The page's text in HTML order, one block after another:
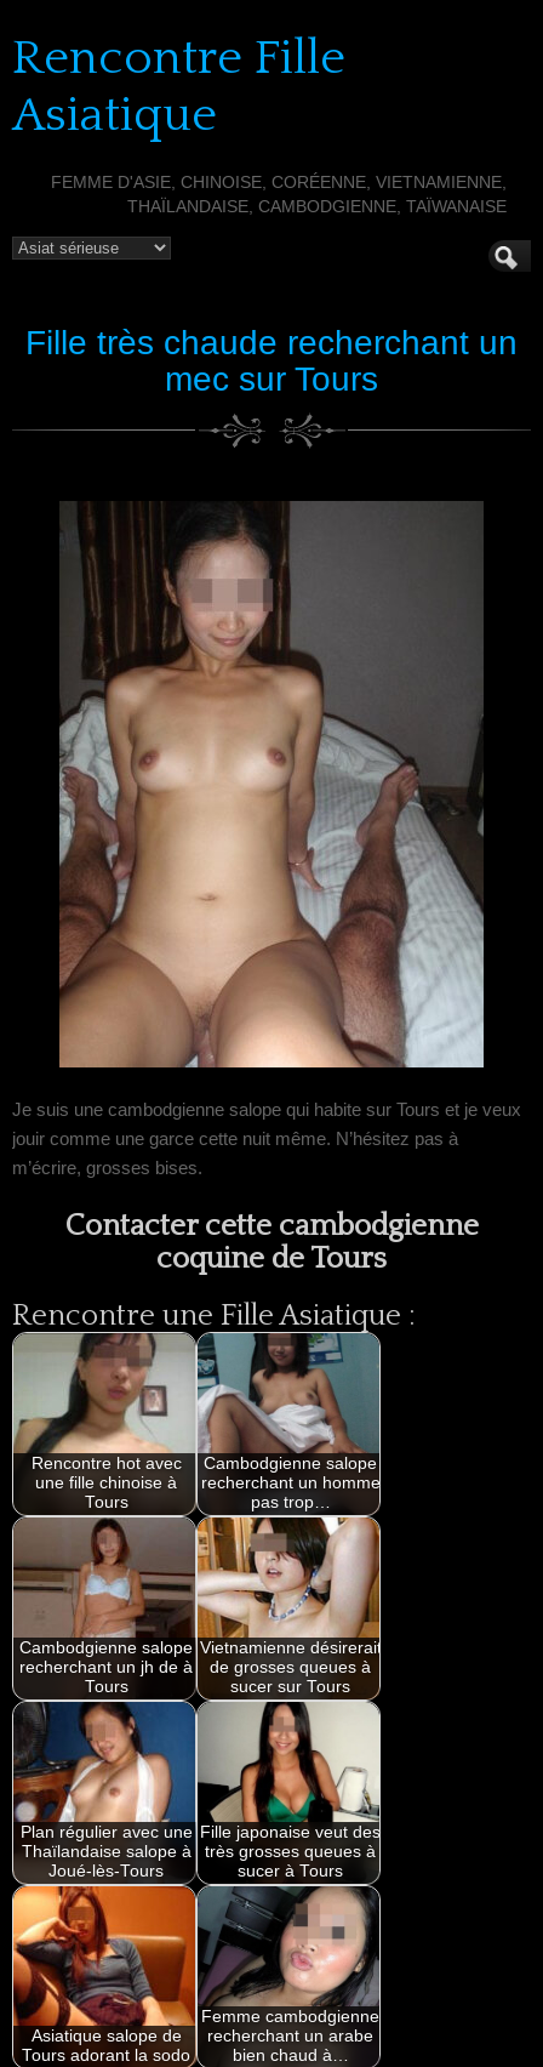
Rencontre Fille
Asiatique
FEMME D'ASIE, CHINOISE, CORÉENNE, VIETNAMIENNE,
THAÏLANDAISE, CAMBODGIENNE, TAÏWANAISE
Fille très chaude recherchant un
mec sur Tours
Je suis une cambodgienne salope qui habite sur Tours et je veux
jouir comme une garce cette nuit même. N’hésitez pas à
m’écrire, grosses bises.
Contacter cette cambodgienne
coquine de Tours
Rencontre une Fille Asiatique :
Rencontre hot avec
une fille chinoise à
Tours
Cambodgienne salope
recherchant un homme
pas trop…
Cambodgienne salope
recherchant un jh de à
Tours
Vietnamienne désirerait
de grosses queues à
sucer sur Tours
Plan régulier avec une
Thaïlandaise salope à
Joué-lès-Tours
Fille japonaise veut des
très grosses queues à
sucer à Tours
Asiatique salope de
Tours adorant la sodo
Femme cambodgienne
recherchant un arabe
bien chaud à…